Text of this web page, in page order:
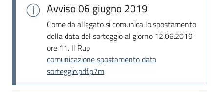
Avviso06 giugno 2019
Come da allegato si comunica lo spostamento
della data del sorteggio al giorno 12.06.2019
ore 11. Il Rup
comunicazione spostamento data
sorteggio.pdf.p7m